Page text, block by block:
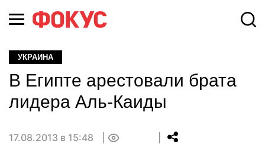
УКРАИНА
В Египте арестовали брата
лидера Аль-Каиды
17.08.2013 в 15:48